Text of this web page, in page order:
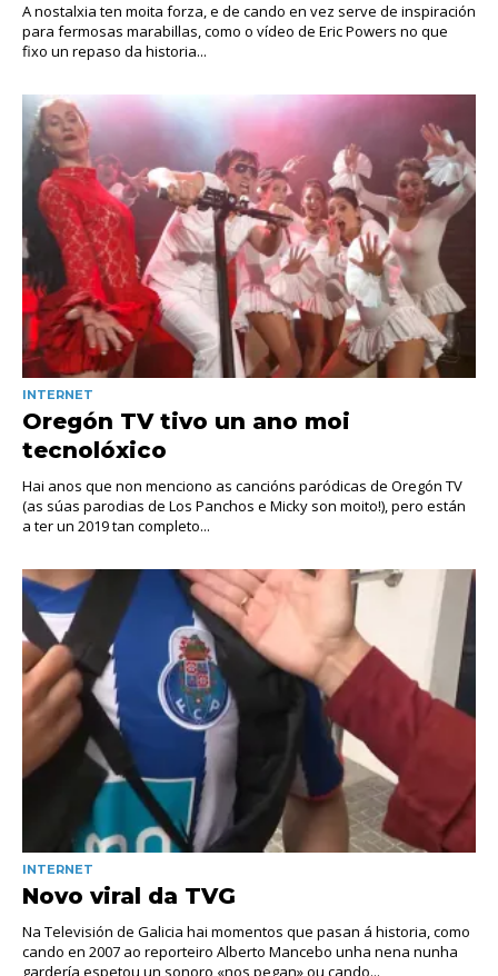
A nostalxia ten moita forza, e de cando en vez serve de inspiración
para fermosas marabillas, como o vídeo de Eric Powers no que
fixo un repaso da historia...
INTERNET
Oregón TV tivo un ano moi
tecnolóxico
Hai anos que non menciono as cancións paródicas de Oregón TV
(as súas parodias de Los Panchos e Micky son moito!), pero están
a ter un 2019 tan completo...
INTERNET
Novo viral da TVG
Na Televisión de Galicia hai momentos que pasan á historia, como
cando en 2007 ao reporteiro Alberto Mancebo unha nena nunha
gardería espetou un sonoro «nos pegan» ou cando...